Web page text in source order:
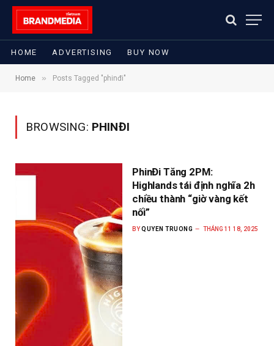
HOME ADVERTISING BUY NOW
Home » Posts Tagged "phinđi"
BROWSING: PHINĐI
PhinĐi Tăng 2PM:
Highlands tái định nghĩa 2h
chiều thành “giờ vàng kết
nối”
BYQUYEN TRUONG THÁNG 11 18, 2025